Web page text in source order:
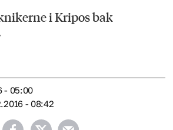
i Kripos bak
- 05:00
- 08:42